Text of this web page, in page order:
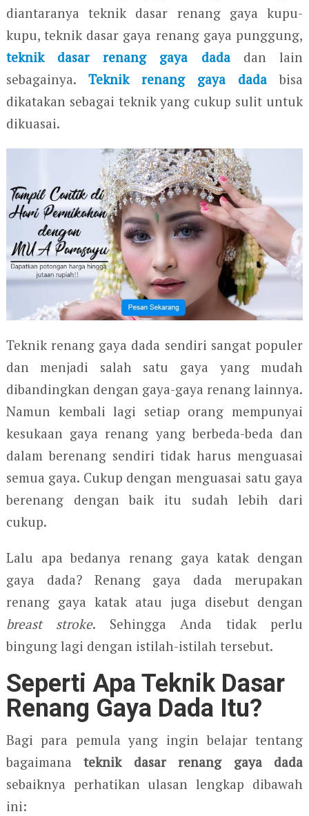
diantaranya teknik dasar renang gaya kupu-
kupu, teknik dasar gaya renang gaya punggung,
teknik dasar renang gaya dadadan lain
sebagainya. Teknik renang gaya dada bisa
dikatakan sebagai teknik yang cukup sulit untuk
dikuasai.
Teknik renang gaya dada sendiri sangat populer
dan menjadi salah satu gaya yang mudah
dibandingkan dengan gaya-gaya renang lainnya.
Namun kembali lagi setiap orang mempunyai
kesukaan gaya renang yang berbeda-beda dan
dalam berenang sendiri tidak harus menguasai
semua gaya. Cukup dengan menguasai satu gaya
berenang dengan baik itu sudah lebih dari
cukup.
Lalu apa bedanya renang gaya katak dengan
gaya dada? Renang gaya dada merupakan
renang gaya katak atau juga disebut dengan
breast stroke. Sehingga Anda tidak perlu
bingung lagi dengan istilah-istilah tersebut.
Seperti Apa Teknik Dasar
Renang Gaya Dada Itu?
Bagi para pemula yang ingin belajar tentang
bagaimanateknik dasar renang gaya dada
sebaiknya perhatikan ulasan lengkap dibawah
ini: